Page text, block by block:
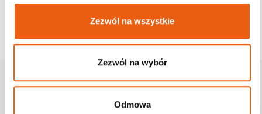
Zezwól na wszystkie
Zezwól na wybór
Odmowa
Zapisz Się Na Newsletter
Bądź na bieżąco z naszymi wszystkimi nowościami i promocjami.